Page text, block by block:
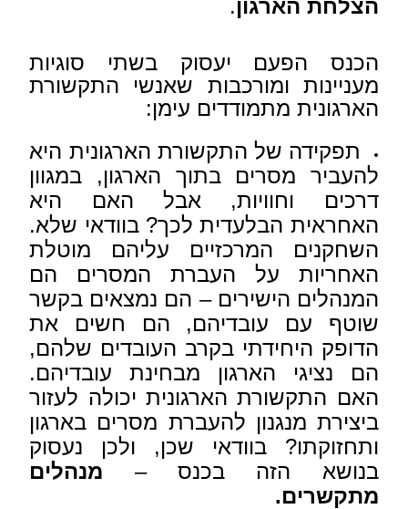
הצלחת הארגון.
הכנס הפעם יעסוק בשתי סוגיות
מעניינות ומורכבות שאנשי התקשורת
הארגונית מתמודדים עימן:
תפקידה של התקשורת הארגונית היא
להעביר מסרים בתוך הארגון, במגוון
דרכים וחוויות, אבל האם היא
האחראית הבלעדית לכך? בוודאי שלא.
השחקנים המרכזיים עליהם מוטלת
האחריות על העברת המסרים הם
המנהלים הישירים – הם נמצאים בקשר
שוטף עם עובדיהם, הם חשים את
הדופק היחידתי בקרב העובדים שלהם,
הם נציגי הארגון מבחינת עובדיהם.
האם התקשורת הארגונית יכולה לעזור
ביצירת מנגנון להעברת מסרים בארגון
ותחזוקתו? בוודאי שכן, ולכן נעסוק
בנושא הזה בכנס – מנהלים
מתקשרים.